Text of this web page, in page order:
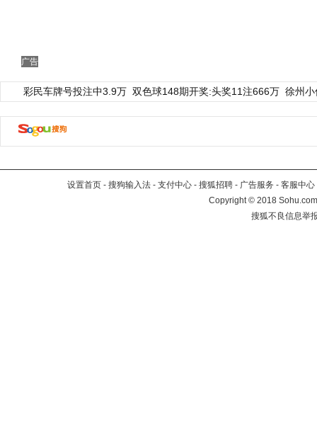
广告
彩民车牌号投注中3.9万 双色球148期开奖:头奖11注666万 徐州
设置首页 - 搜狗输入法 - 支付中心 - 搜狐招聘 - 广告服务 - 客服中心
Copyright©2018
搜狐不良信息举